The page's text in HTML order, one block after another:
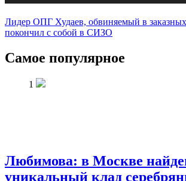
Лидер ОПГ Худаев, обвиняемый в
покончил с собой в СИЗО
Самое популярное
1
Любимова: в Москве
уникальный клад